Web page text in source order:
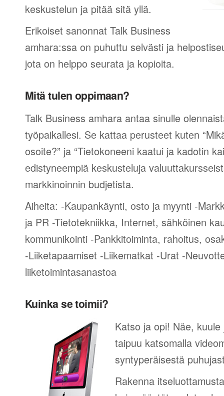
keskustelun ja pitää sitä yllä.
Erikoiset sanonnat Talk Business
amhara:ssa on puhuttu selvästi ja
jota on helppo seurata ja kopioita.
Mitä tulen oppimaan?
Talk Business amhara antaa sinulle
työpaikallesi. Se kattaa perusteet kuten
osoite?” ja “Tietokoneeni kaatui ja kadotin
edistyneempiä keskusteluja
markkinoinnin budjetista.
Aiheita: -Kaupankäynti, osto ja myynti -
ja PR -Tietotekniikka, Internet, sähköinen
kommunikointi -Pankkitoiminta, rahoitus,
-Liiketapaamiset -Liikematkat -Urat -
liiketoimintasanastoa
Kuinka se toimii?
Katso ja opi! Näe,
taipuu katsomalla
syntyperäisestä
Rakenna